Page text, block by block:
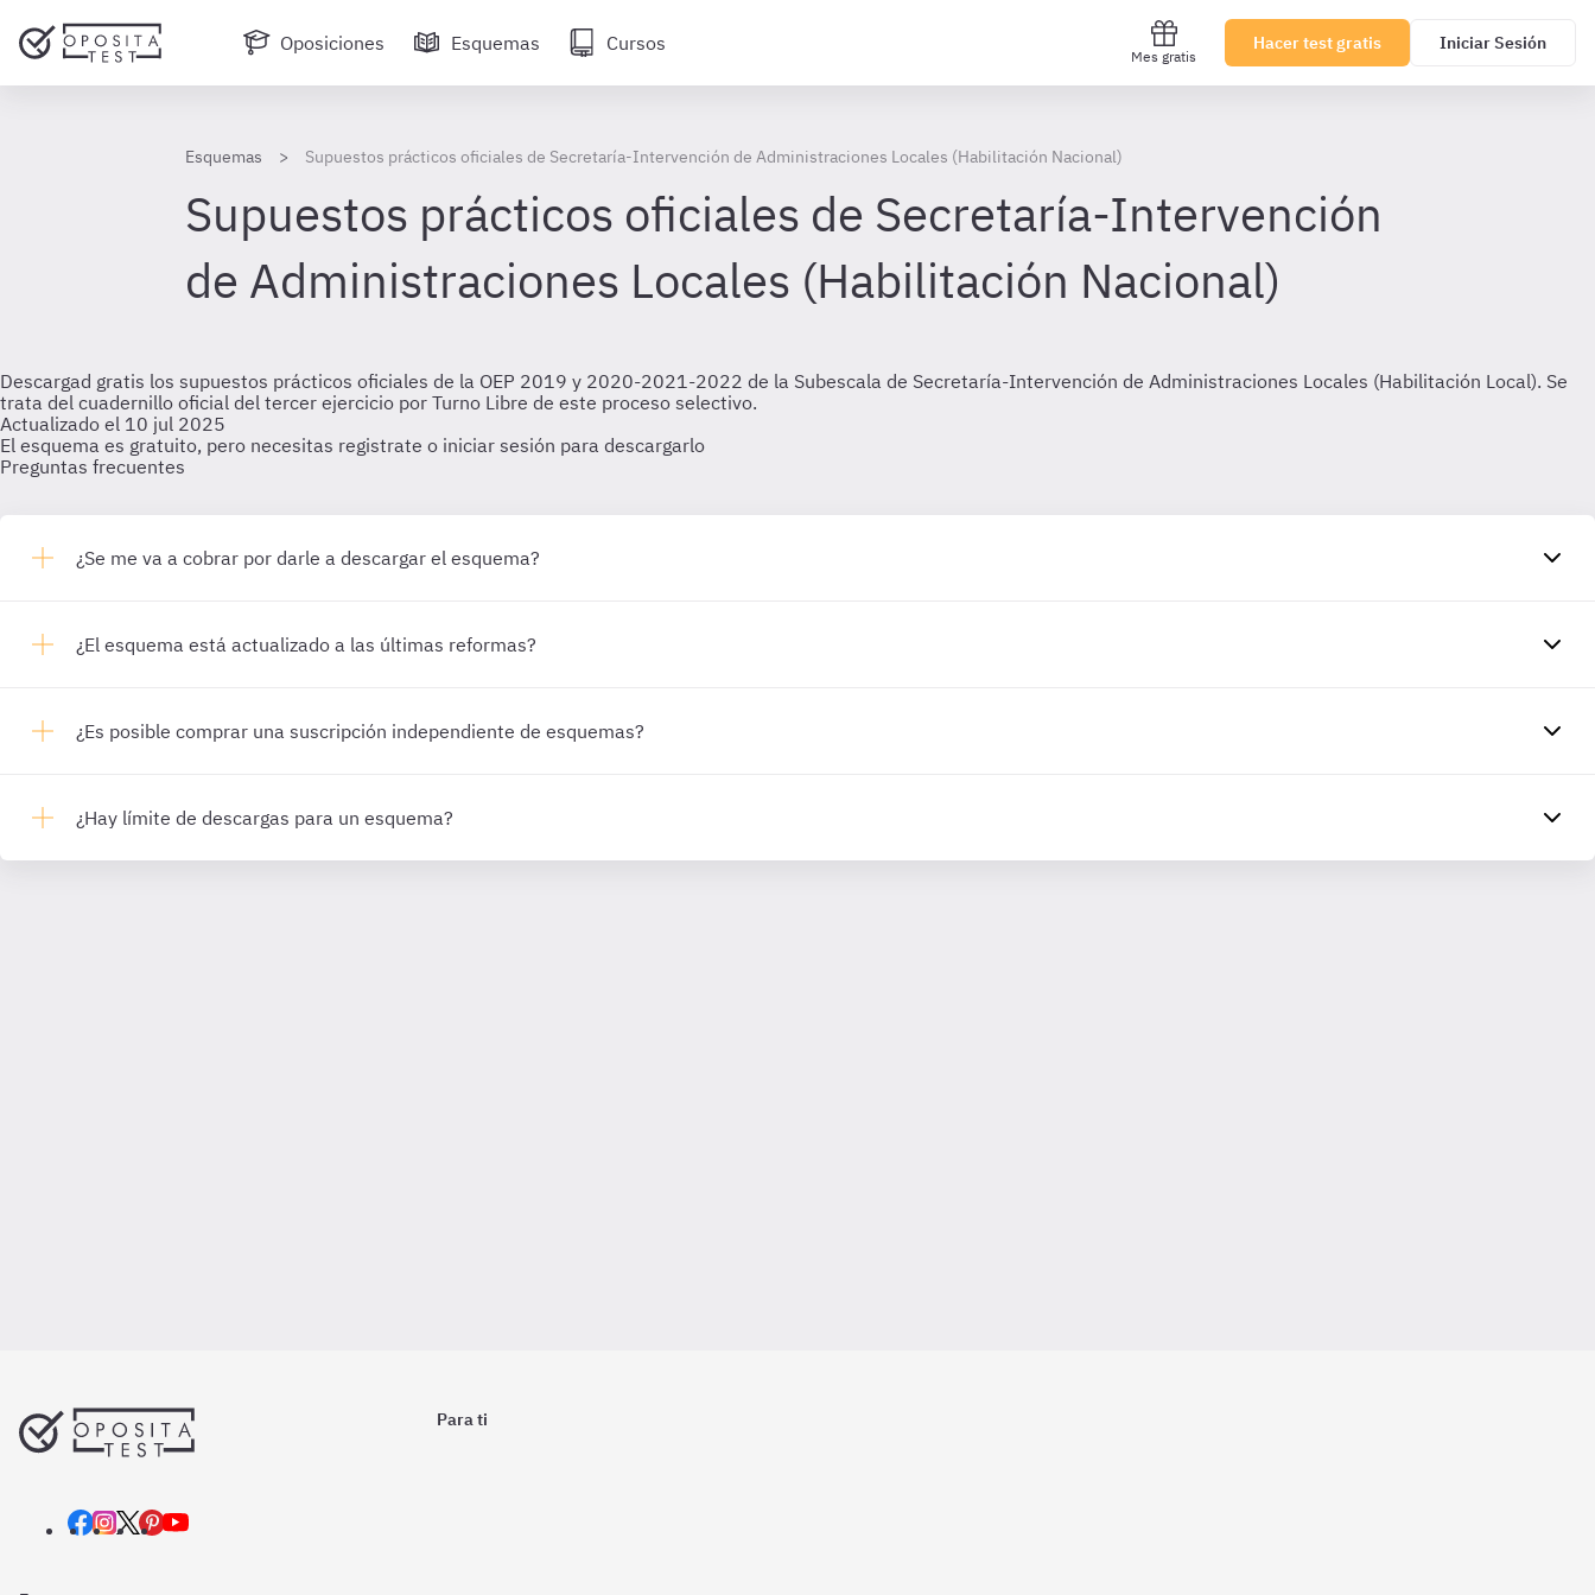
Oposiciones Esquemas Cursos
Mes gratis
Hacer test gratis Iniciar Sesión
Esquemas Supuestos prácticos oficiales de Secretaría-Intervención de Administraciones Locales (Habilitación Nacional)
Supuestos prácticos oficiales de Secretaría-Intervención
de Administraciones Locales (Habilitación Nacional)
Descargad gratis los supuestos prácticos oficiales de la OEP 2019 y 2020-2021-2022 de la Subescala de Secretaría-Intervención de Administraciones Locales (Habilitación Local). Se
trata del cuadernillo oficial del tercer ejercicio por Turno Libre de este proceso selectivo.
Actualizado el 10 jul 2025
El esquema es gratuito, pero necesitas registrate o iniciar sesión para descargarlo
Preguntas frecuentes
¿Se me va a cobrar por darle a descargar el esquema?
¿El esquema está actualizado a las últimas reformas?
¿Es posible comprar una suscripción independiente de esquemas?
¿Hay límite de descargas para un esquema?
Para ti